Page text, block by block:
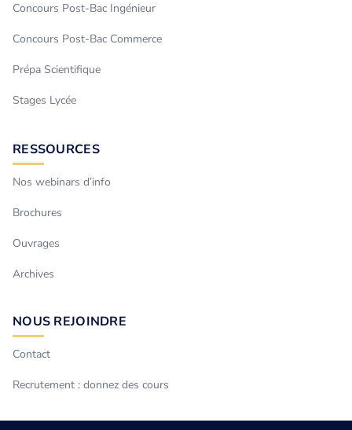
Concours Post-Bac Ingénieur
Concours Post-Bac Commerce
Prépa Scientifique
Stages Lycée
RESSOURCES
Nos webinars d’info
Brochures
Ouvrages
Archives
NOUS REJOINDRE
Contact
Recrutement : donnez des cours